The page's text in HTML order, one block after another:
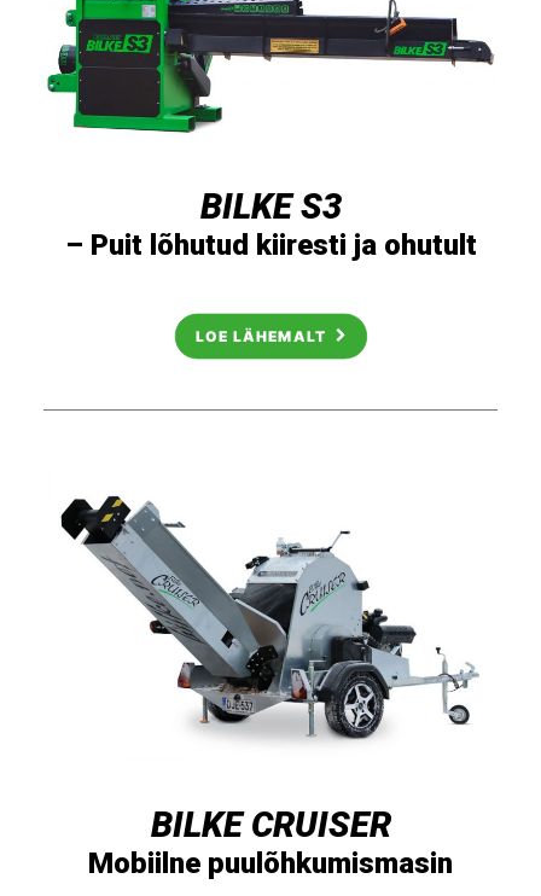
BILKE S3
– Puit lõhutud kiiresti ja ohutult
LOE LÄHEMALT
BILKE CRUISER
Mobiilne puulõhkumismasin